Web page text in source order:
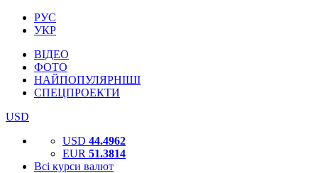
РУС
УКР
ВІДЕО
ФОТО
НАЙПОПУЛЯРНІШІ
СПЕЦПРОЕКТИ
USD
USD 44.4962
EUR 51.3814
Всі курси валют